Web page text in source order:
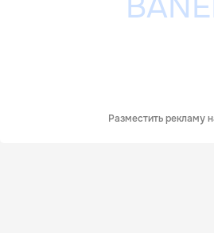
Разместить рекламу